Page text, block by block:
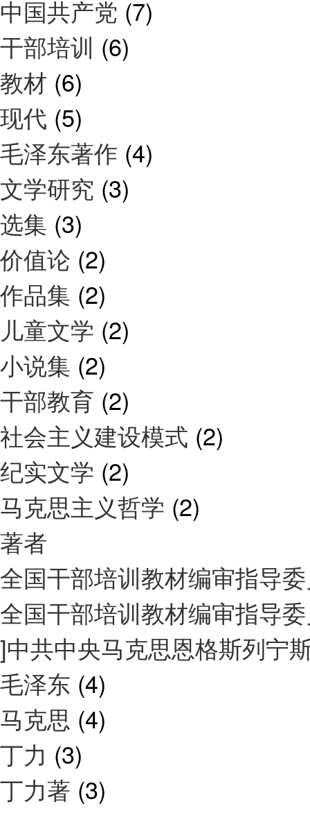
中国共产党 (7)
干部培训 (6)
教材 (6)
现代 (5)
毛泽东著作 (4)
文学研究 (3)
选集 (3)
价值论 (2)
作品集 (2)
儿童文学 (2)
小说集 (2)
干部教育 (2)
社会主义建设模式 (2)
纪实文学 (2)
马克思主义哲学 (2)
著者
全国干部培训教材编审指导
全国干部培训教材编审指导
]中共中央马克思恩格斯列宁
毛泽东 (4)
马克思 (4)
丁力 (3)
丁力著 (3)